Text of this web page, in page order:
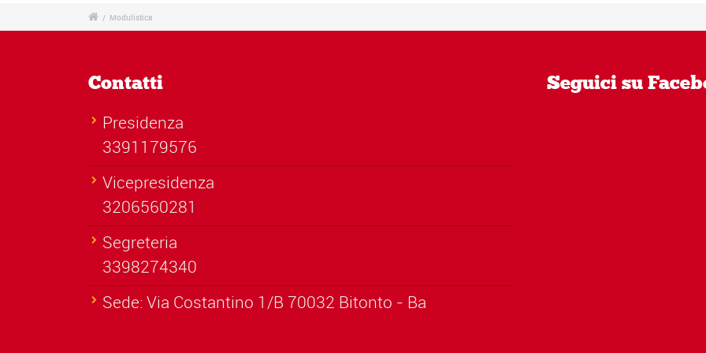
/ Modulistica
Contatti
Presidenza
3391179576
Vicepresidenza
3206560281
Segreteria
3398274340
Sede: Via Costantino 1/B 70032 Bitonto - Ba
Seguici su